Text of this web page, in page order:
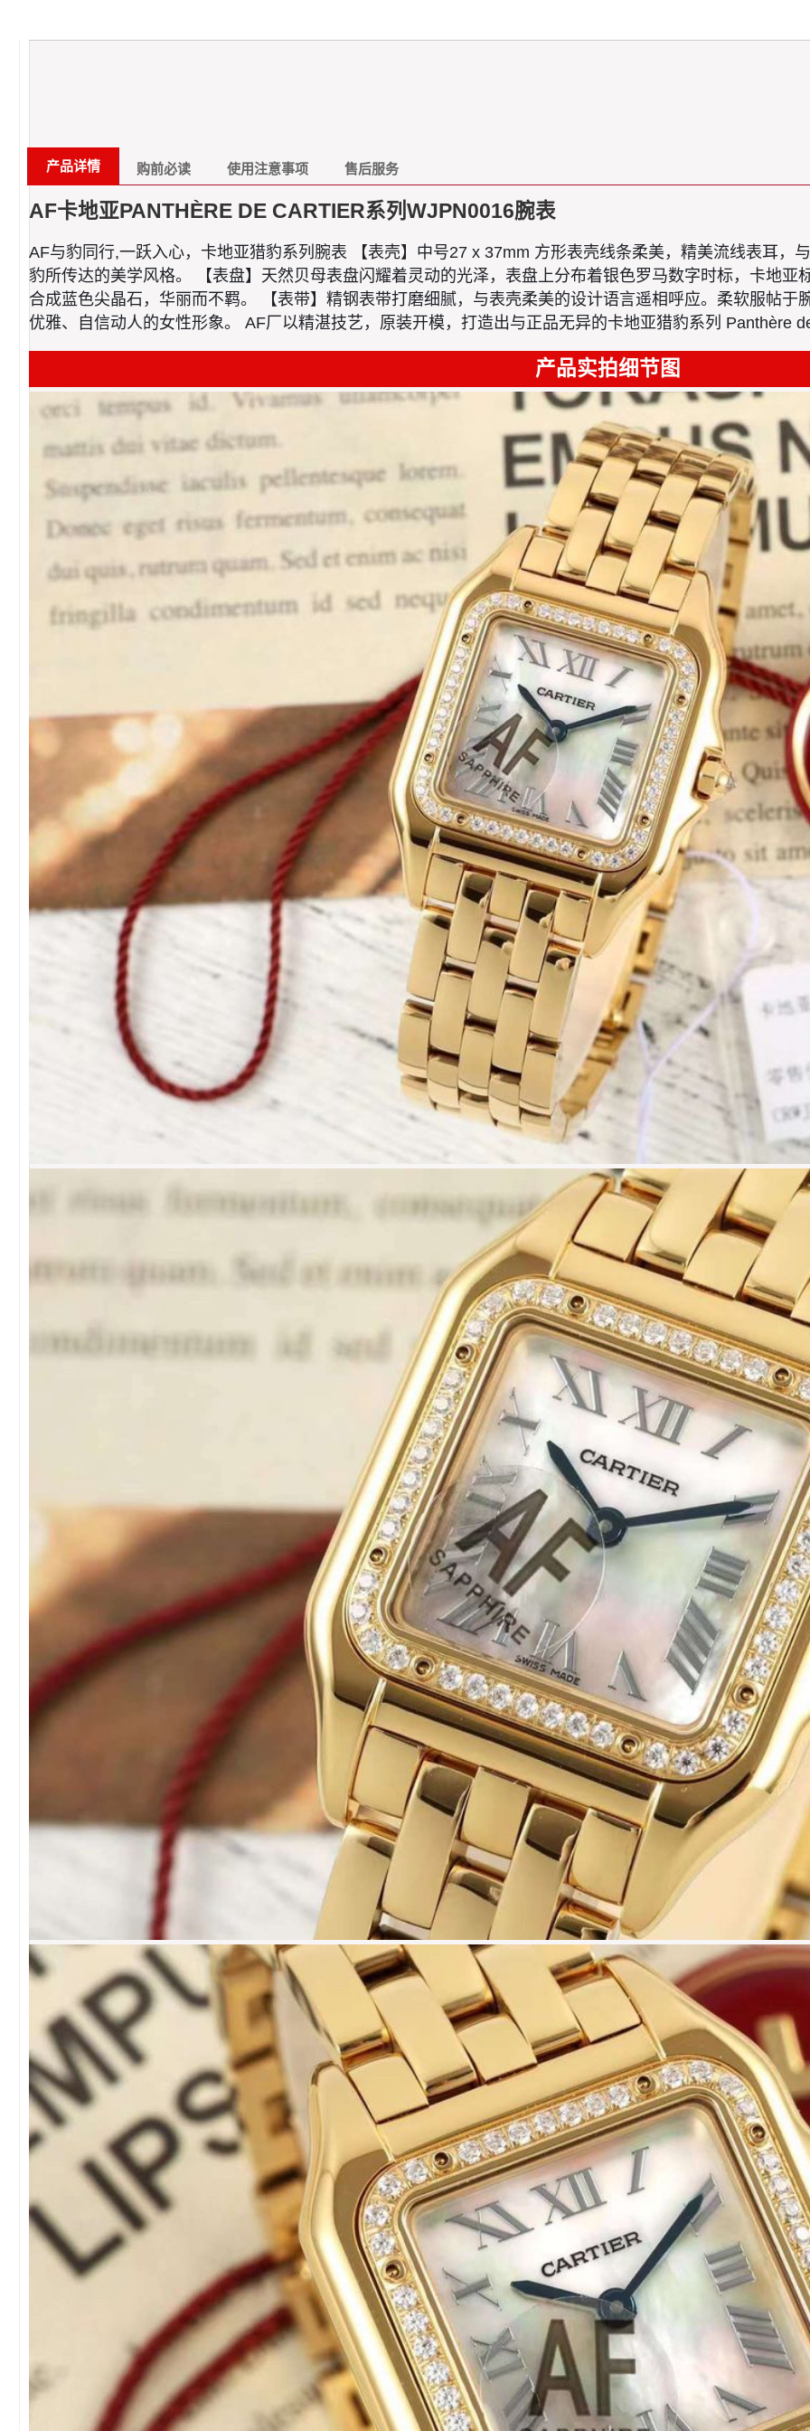
产品详情 购前必读 使用注意事项 售后服务
AF卡地亚PANTHÈRE DE CARTIER系列WJPN0016腕表
AF与豹同行,一跃入心，卡地亚猎豹系列腕表 【表壳】中号27 x 37mm 方形表壳线条柔美，精美流线表耳，
豹所传达的美学风格。 【表盘】天然贝母表盘闪耀着灵动的光泽，表盘上分布着银色罗马数字时标，卡地
合成蓝色尖晶石，华丽而不羁。 【表带】精钢表带打磨细腻，与表壳柔美的设计语言遥相呼应。柔软服帖
优雅、自信动人的女性形象。 AF厂以精湛技艺，原装开模，打造出与正品无异的卡地亚猎豹系列 Panthère
产品实拍细节图